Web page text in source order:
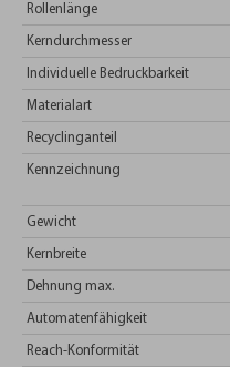
Rollenlänge
Kerndurchmesser
Individuelle Bedruckbarkeit
Materialart
Recyclinganteil
Kennzeichnung
Gewicht
Kernbreite
Dehnung max.
Automatenfähigkeit
Reach-Konformität